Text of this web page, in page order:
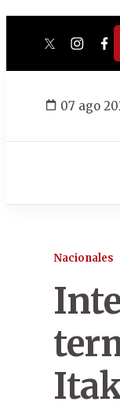
twitter
07 ago
Nacionales